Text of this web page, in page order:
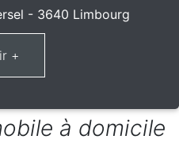
- 3640 Limbourg
à domicile